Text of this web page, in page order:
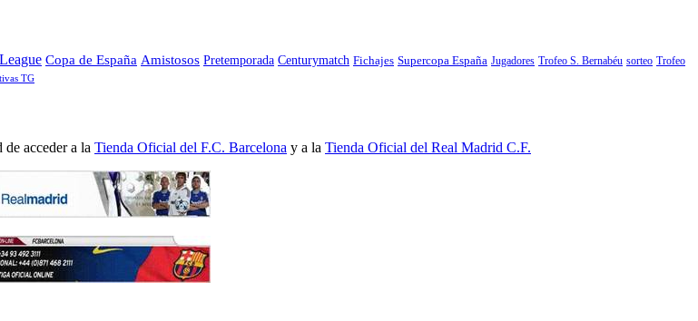
Copa de España Amistosos Pretemporada Centurymatch Fichajes Supercopa España Jugadores Trofeo S. Bernabéu sorteo Trofeo
TG
de acceder a la Tienda Oficial del F.C. Barcelona y a la Tienda Oficial del Real Madrid C.F.